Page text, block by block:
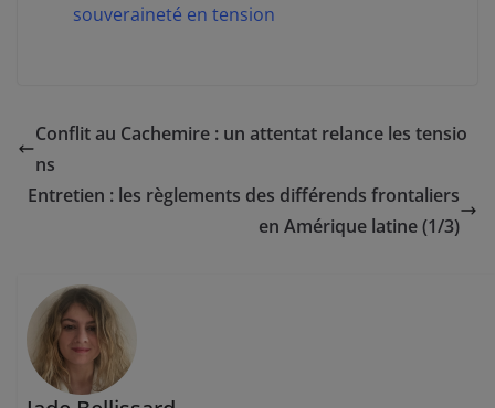
souveraineté en tension
Conflit au Cachemire : un attentat relance les tensio
ns
Entretien : les règlements des différends frontaliers
en Amérique latine (1/3)